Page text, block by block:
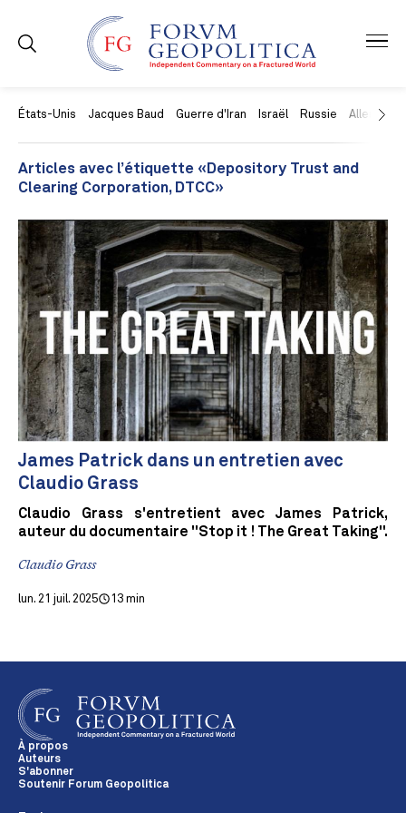
États-Unis Jacques Baud Guerre d'Iran Israël Russie Allemagne
Articles avec l’étiquette «Depository Trust and
Clearing Corporation, DTCC»
James Patrick dans un entretien avec
Claudio Grass
Claudio Grass s'entretient avec James Patrick,
auteur du documentaire "Stop it ! The Great Taking".
Claudio Grass
lun. 21 juil. 2025 13 min
À propos
Auteurs
S'abonner
Soutenir Forum Geopolitica